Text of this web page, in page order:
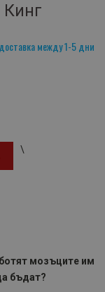
между 1-5 дни
\
мозъците им
бъдат?